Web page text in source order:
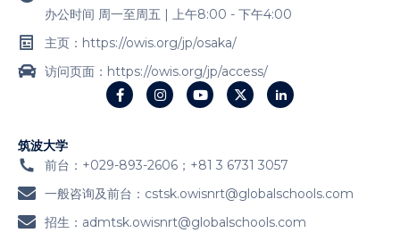
办公时间 周一至周五 | 上午8:00 - 下午4:00
主页：https://owis.org/jp/osaka/
访问页面：https://owis.org/jp/access/
筑波大学
前台：+029-893-2606；+81 3 6731 3057
一般咨询及前台： cstsk.owisnrt@globalschools.com
招生： admtsk.owisnrt@globalschools.com